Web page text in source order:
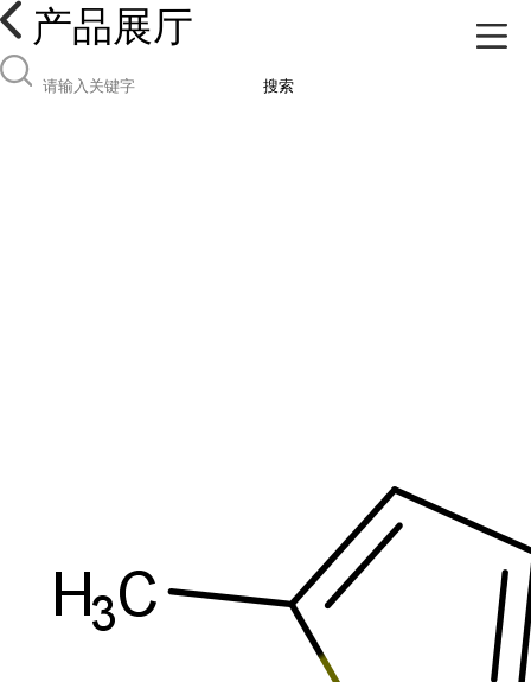
产品展厅
搜索